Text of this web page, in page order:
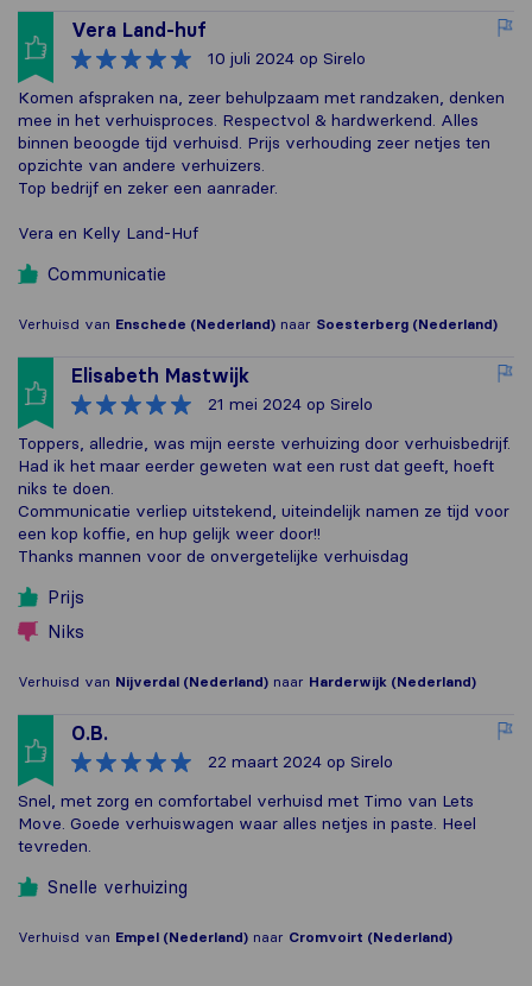
Vera Land-huf
10 juli 2024 op Sirelo
Komen afspraken na, zeer behulpzaam met randzaken, denken
mee in het verhuisproces. Respectvol & hardwerkend. Alles
binnen beoogde tijd verhuisd. Prijs verhouding zeer netjes ten
opzichte van andere verhuizers.
Top bedrijf en zeker een aanrader.
Vera en Kelly Land-Huf
Communicatie
Verhuisd van Enschede (Nederland) naar Soesterberg (Nederland)
Elisabeth Mastwijk
21 mei 2024 op Sirelo
Toppers, alledrie, was mijn eerste verhuizing door verhuisbedrijf.
Had ik het maar eerder geweten wat een rust dat geeft, hoeft
niks te doen.
Communicatie verliep uitstekend, uiteindelijk namen ze tijd voor
een kop koffie, en hup gelijk weer door!!
Thanks mannen voor de onvergetelijke verhuisdag
Prijs
Niks
Verhuisd van Nijverdal (Nederland) naar Harderwijk (Nederland)
O.B.
22 maart 2024 op Sirelo
Snel, met zorg en comfortabel verhuisd met Timo van Lets
Move. Goede verhuiswagen waar alles netjes in paste. Heel
tevreden.
Snelle verhuizing
Verhuisd van Empel (Nederland) naar Cromvoirt (Nederland)